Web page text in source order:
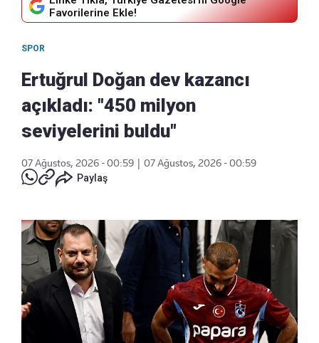
Favorilerine Ekle!
SPOR
Ertuğrul Doğan dev kazancı
açıkladı: "450 milyon
seviyelerini buldu"
07 Ağustos, 2026 - 00:59
07 Ağustos, 2026 - 00:59
Paylaş